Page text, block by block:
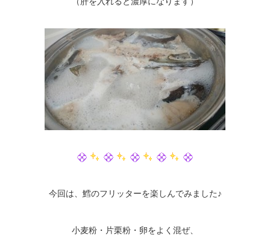
今回は、鱈のフリッターを楽しんでみました♪
小麦粉・片栗粉・卵をよく混ぜ、